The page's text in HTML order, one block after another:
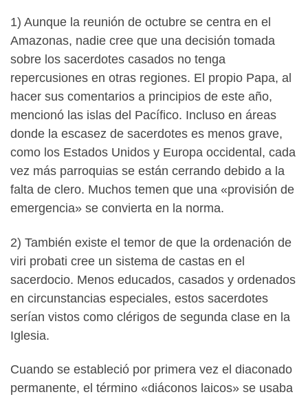
1) Aunque la reunión de octubre se centra en el
Amazonas, nadie cree que una decisión tomada
sobre los sacerdotes casados ​​no tenga
repercusiones en otras regiones. El propio Papa, al
hacer sus comentarios a principios de este año,
mencionó las islas del Pacífico. Incluso en áreas
donde la escasez de sacerdotes es menos grave,
como los Estados Unidos y Europa occidental, cada
vez más parroquias se están cerrando debido a la
falta de clero. Muchos temen que una «provisión de
emergencia» se convierta en la norma.
2) También existe el temor de que la ordenación de
viri probati cree un sistema de castas en el
sacerdocio. Menos educados, casados ​​y ordenados
en circunstancias especiales, estos sacerdotes
serían vistos como clérigos de segunda clase en la
Iglesia.
Cuando se estableció por primera vez el diaconado
permanente, el término «diáconos laicos» se usaba